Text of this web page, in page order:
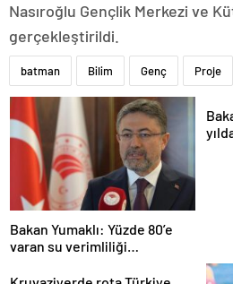
Nasıroğlu Gençlik Merkezi ve
gerçekleştirildi.
batman Bilim Genç Proje
Bakan Yumaklı: Yüzde 80’e
varan su verimliliği